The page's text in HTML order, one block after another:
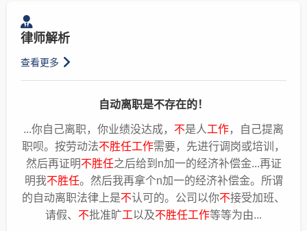
律师解析
查看更多
自动离职是不存在的！
...你自己离职，你业绩没达成， 不是人工作，自己提离
职呗。按劳动法不胜任工作需要，先进行调岗或培训，
然后再证明不胜任之后给到n加一的经济补偿金...再证
明我不胜任。然后我再拿个n加一的经济补偿金。所谓
的自动离职法律上是不认可的。公司以你不接受加班、
请假、 不批准旷工以及不胜任工作等等为由...